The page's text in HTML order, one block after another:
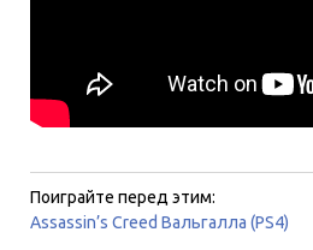
Поиграйте перед этим:
Assassin’s Creed Вальгалла (PS4)